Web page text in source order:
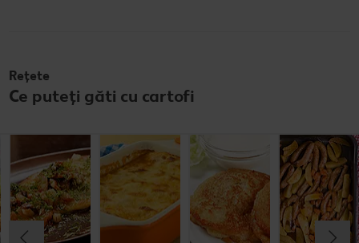
Rețete
Ce puteți găti cu cartofi
Varză murată
cu cartofi
Cel mult 60 minute
Rafinat
Papanași de
cartofi
Cel mult 60 minute
Musaca de
cartofi
Cel mult 60 minute
Rafinat
Chifteluțe de
cartof
Cel mult 60 minute
Rafinat